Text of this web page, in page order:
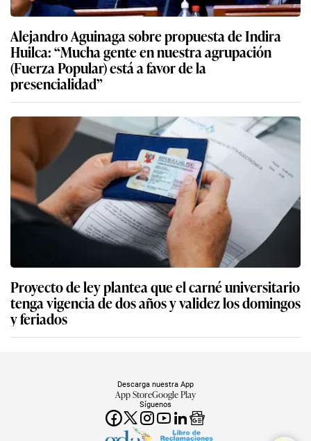
Alejandro Aguinaga sobre propuesta de Indira
Huilca: “Mucha gente en nuestra agrupación
(Fuerza Popular) está a favor de la
presencialidad”
Proyecto de ley plantea que el carné universitario
tenga vigencia de dos años y validez los domingos
y feriados
Síguenos
Descarga nuestra App
App StoreGoogle Play